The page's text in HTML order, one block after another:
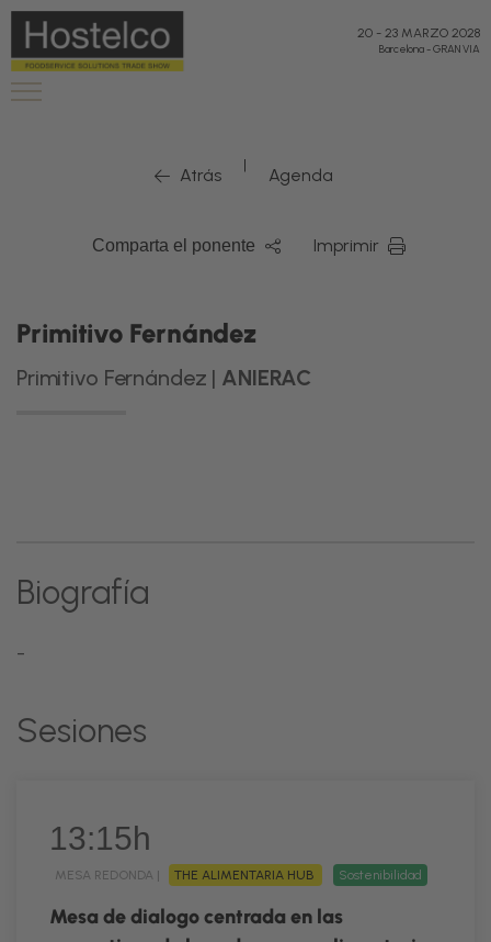
20 - 23 MARZO 2028
Barcelona-GRAN VIA
Atrás | Agenda
Comparta el ponente Imprimir
Primitivo Fernández
Primitivo Fernández | ANIERAC
Biografía
-
Sesiones
13:15h
MESA REDONDA | THE ALIMENTARIA HUB Sostenibilidad
Mesa de dialogo centrada en las